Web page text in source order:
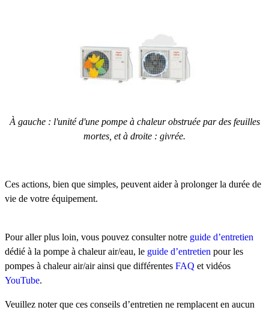
À gauche : l'unité d'une pompe à chaleur obstruée par des feuilles
mortes, et à droite : givrée.
Ces actions, bien que simples, peuvent aider à prolonger la durée de
vie de votre équipement.
Pour aller plus loin, vous pouvez consulter notre guide d’entretien
dédié à la pompe à chaleur air/eau, le guide d’entretien pour les
pompes à chaleur air/air ainsi que différentes FAQ et vidéos
YouTube.
Veuillez noter que ces conseils d’entretien ne remplacent en aucun